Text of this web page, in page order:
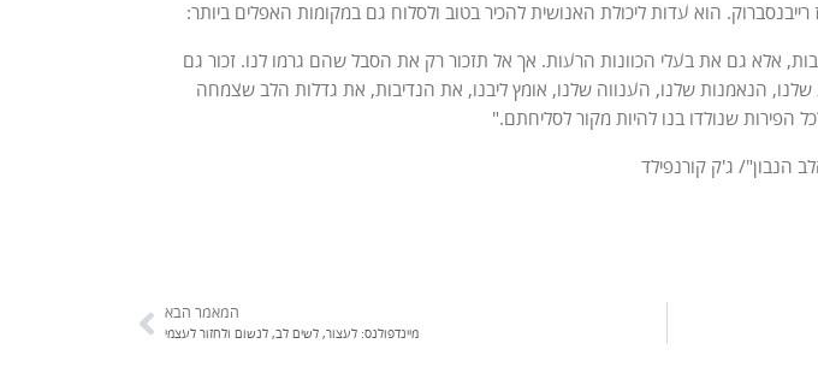
הוא עדות ליכולת האנושית להכיר בטוב ולסלוח גם במקומות האפלים ביותר:
אלא גם את בעלי הכוונות הרעות. אך אל תזכור רק את הסבל שהם גרמו לנו. זכור גם
הנאמנות שלנו, הענווה שלנו, אומץ ליבנו, את הנדיבות, את גדלות הלב שצמחה
הפירות שנולדו בנו להיות מקור לסליחתם."
המאמר הבא
מיינדפולנס: לעצור, לשים לב, לנשום ולחזור לעצמי